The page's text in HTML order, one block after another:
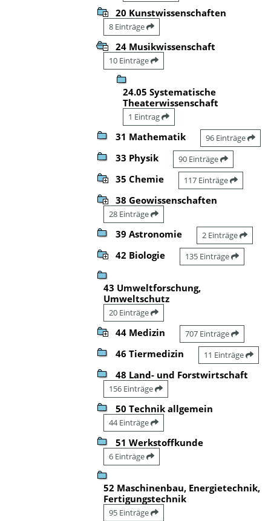
20 Kunstwissenschaften
8 Einträge
24 Musikwissenschaft
10 Einträge
24.05 Systematische
Theaterwissenschaft
1 Eintrag
31 Mathematik 96 Einträge
33 Physik 90 Einträge
35 Chemie 117 Einträge
38 Geowissenschaften
28 Einträge
39 Astronomie 2 Einträge
42 Biologie 135 Einträge
43 Umweltforschung,
Umweltschutz
20 Einträge
44 Medizin 707 Einträge
46 Tiermedizin 11 Einträge
48 Land- und Forstwirtschaft
156 Einträge
50 Technik allgemein
44 Einträge
51 Werkstoffkunde
6 Einträge
52 Maschinenbau, Energietechnik,
Fertigungstechnik
95 Einträge